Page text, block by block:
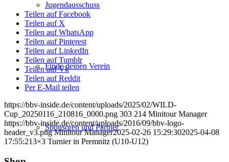
Jugendausschuss
Finde deinen Verein
Sponsoren und Partner
Teilen auf Facebook
Teilen auf X
Teilen auf WhatsApp
Teilen auf Pinterest
Teilen auf LinkedIn
Teilen auf Tumblr
Teilen auf Vk
Teilen auf Reddit
Per E-Mail teilen
https://bbv-inside.de/content/uploads/2025/02/WILD-
Cup_20250116_210816_0000.png 303 214 Minitour Manager
https://bbv-inside.de/content/uploads/2016/09/bbv-logo-
header_v3.png Minitour Manager2025-02-26 15:29:302025-04-08
17:55:213×3 Turnier in Premnitz (U10-U12)